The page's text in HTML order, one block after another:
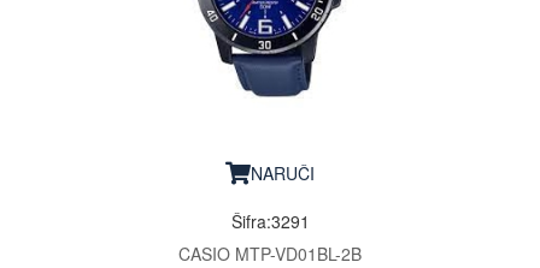
NARUČI
Šifra:3291
CASIO MTP-VD01BL-2B